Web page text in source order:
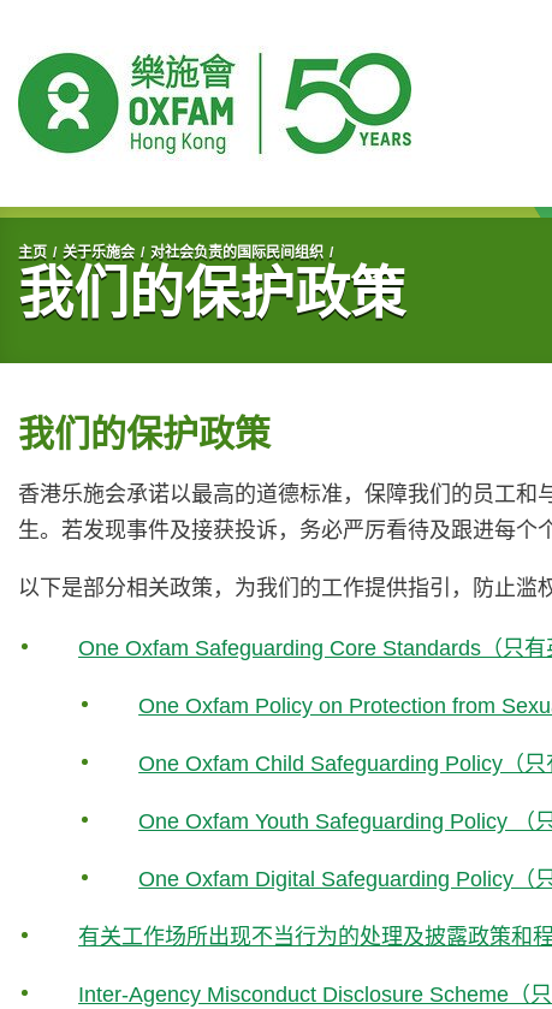
开始主要内容
主页 关于乐施会 对社会负责的国际民间组织
我们的保护政策
我们的保护政策
香港乐施会承诺以最高的道德标准，保障我们的员工
生。若发现事件及接获投诉，务必严厉看待及跟进每个
以下是部分相关政策，为我们的工作提供指引，防止滥
One Oxfam Safeguarding Core Standards（只有
One Oxfam Policy on Protection from
One Oxfam Child Safeguarding Policy（只
One Oxfam Youth Safeguarding Policy （
One Oxfam Digital Safeguarding Policy（
有关工作场所出现不当行为的处理及披露政策和
Inter-Agency Misconduct Disclosure Scheme（只